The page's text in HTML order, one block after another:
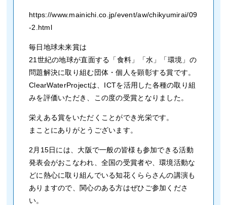
https://www.mainichi.co.jp/event/aw/chikyumirai/09
-2.html
毎日地球未来賞は
21世紀の地球が直面する「食料」「水」「環境」の
問題解決に取り組む団体・個人を顕彰する賞です。
ClearWaterProjectは、ICTを活用した各種の取り組
みを評価いただき、この度の受賞となりました。
栄えある賞をいただくことができ光栄です。
まことにありがとうございます。
2月15日には、大阪で一般の皆様も参加できる活動
発表会がおこなわれ、全国の受賞者や、環境活動な
どに熱心に取り組んでいる知花くららさんの講演も
ありますので、関心のある方はぜひご参加くださ
い。